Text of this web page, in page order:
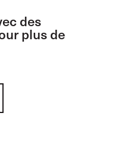
des
plus de